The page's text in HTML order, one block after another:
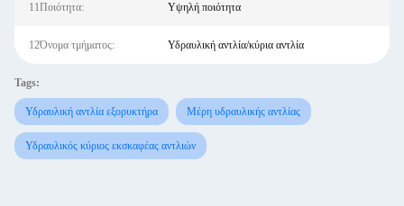
11Ποιότητα: Υψηλή ποιότητα
12Όνομα τμήματος: Υδραυλική αντλία/κύρια αντλία
Tags:
Υδραυλική αντλία εξορυκτήρα Μέρη υδραυλικής αντλίας
Υδραυλικός κύριος εκσκαφέας αντλιών